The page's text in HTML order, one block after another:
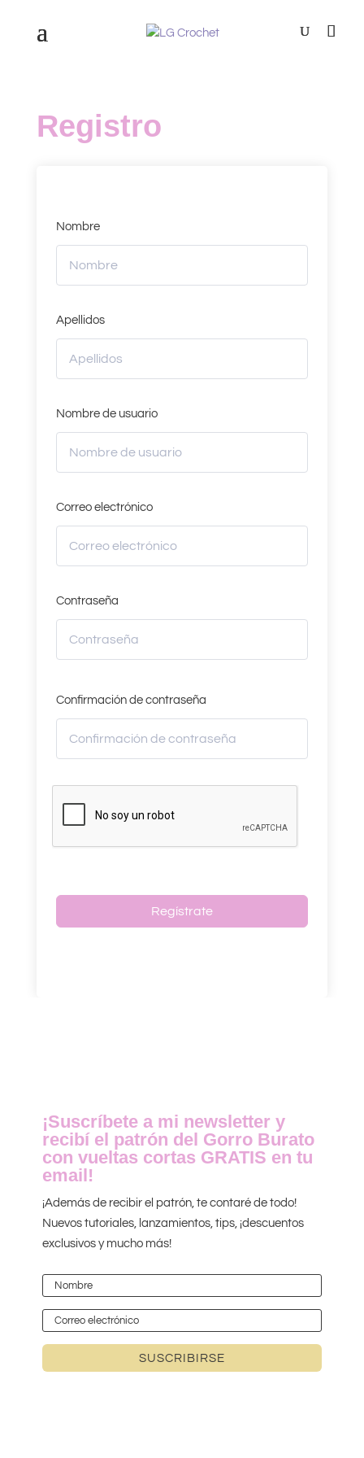
Registro
Nombre
Apellidos
Nombre de usuario
Correo electrónico
Contraseña
Confirmación de contraseña
Regístrate
¡Suscríbete a mi newsletter y
recibí el patrón del Gorro Burato
con vueltas cortas GRATIS en tu
email!
¡Además de recibir el patrón, te contaré de todo!
Nuevos tutoriales, lanzamientos, tips, ¡descuentos
exclusivos y mucho más!
SUSCRIBIRSE